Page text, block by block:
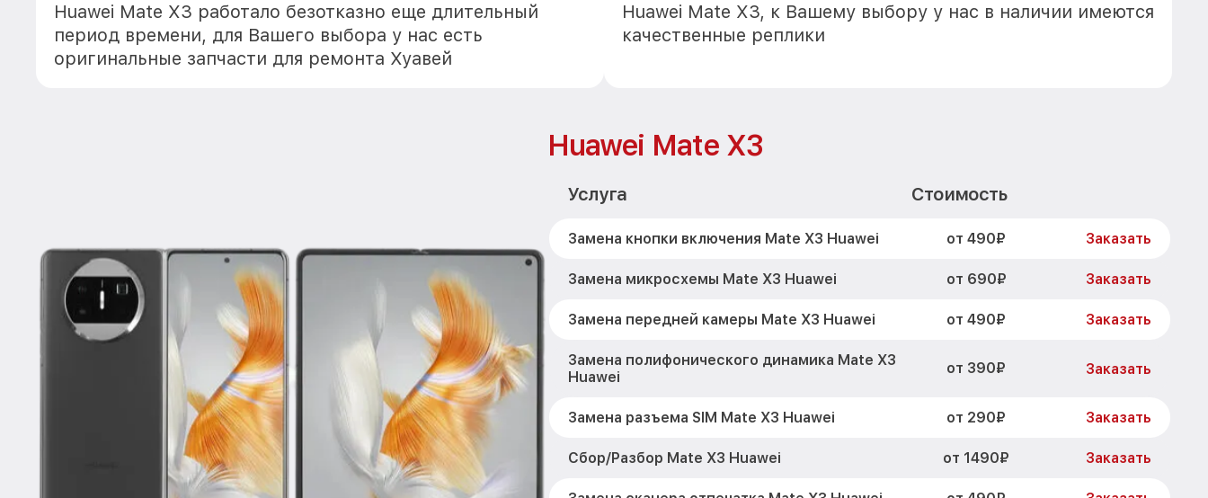
Huawei Mate X3 работало безотказно еще длительный
период времени, для Вашего выбора у нас есть
оригинальные запчасти для ремонта Хуавей
Huawei Mate X3, к Вашему выбору у нас в наличии имеются
качественные реплики
Huawei Mate X3
Услуга Стоимость
Замена кнопки включения Mate X3 Huawei от 490₽ Заказать
Замена микросхемы Mate X3 Huawei от 690₽ Заказать
Замена передней камеры Mate X3 Huawei от 490₽ Заказать
Замена полифонического динамика Mate X3
Huawei
от 390₽ Заказать
Замена разъема SIM Mate X3 Huawei от 290₽ Заказать
Сбор/Разбор Mate X3 Huawei от 1490₽ Заказать